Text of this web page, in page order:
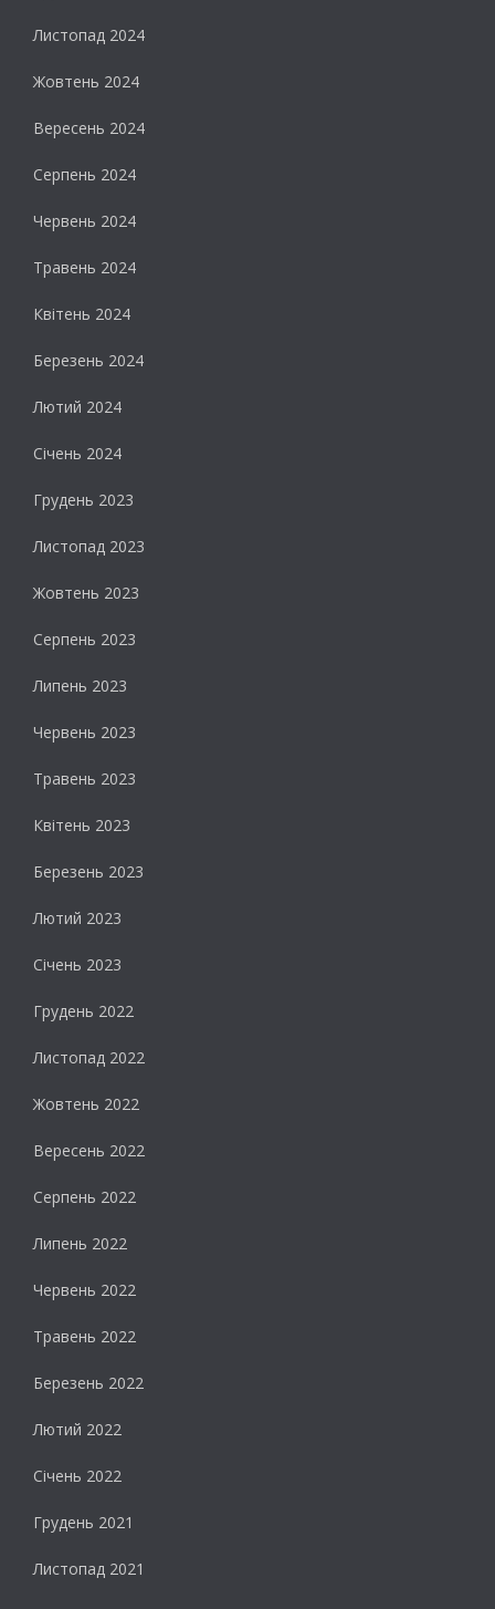
Листопад 2024
Жовтень 2024
Вересень 2024
Серпень 2024
Червень 2024
Травень 2024
Квітень 2024
Березень 2024
Лютий 2024
Січень 2024
Грудень 2023
Листопад 2023
Жовтень 2023
Серпень 2023
Липень 2023
Червень 2023
Травень 2023
Квітень 2023
Березень 2023
Лютий 2023
Січень 2023
Грудень 2022
Листопад 2022
Жовтень 2022
Вересень 2022
Серпень 2022
Липень 2022
Червень 2022
Травень 2022
Березень 2022
Лютий 2022
Січень 2022
Грудень 2021
Листопад 2021